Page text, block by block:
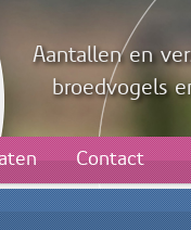
Aantallen en
broedvogels
Contact